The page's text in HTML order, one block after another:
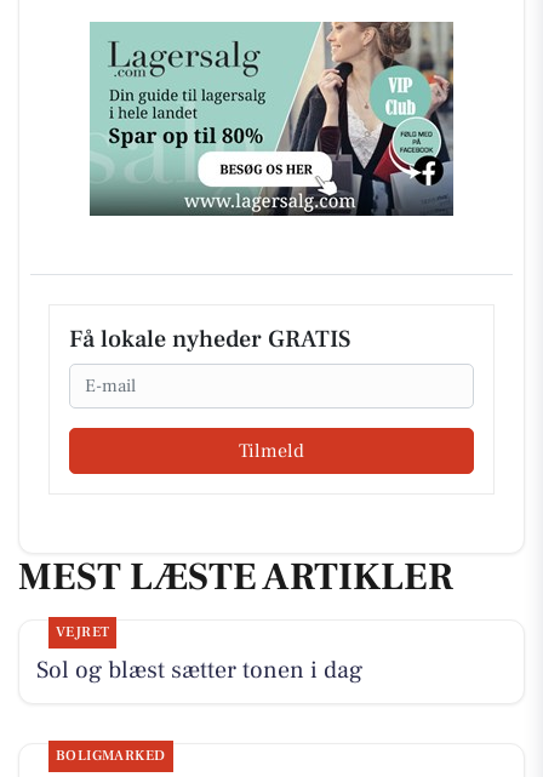
Få lokale nyheder GRATIS
Email
Tilmeld
MEST LÆSTE ARTIKLER
VEJRET
Sol og blæst sætter tonen i dag
BOLIGMARKED